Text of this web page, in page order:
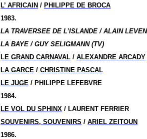
L’ AFRICAIN / PHILIPPE DE BROCA
1983.
LA TRAVERSEE DE L’ISLANDE / ALAIN
LA BAYE / GUY SELIGMANN (TV)
LE GRAND CARNAVAL /ALEXANDRE ARCADY
LA GARCE /CHRISTINE PASCAL
LE JUGE / PHILIPPE LEFEBVRE
1984.
LE VOL DU SPHINX / LAURENT FERRIER
SOUVENIRS, SOUVENIRS /ARIEL ZEITOUN
1986.